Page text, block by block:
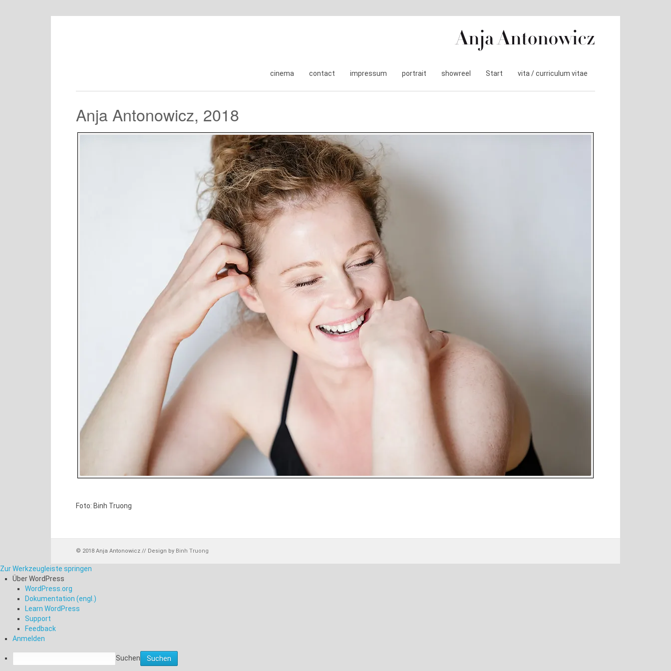
cinema contact impressum portrait showreel Start vita / curriculum vitae
Anja Antonowicz, 2018
Foto: Binh Truong
© 2018 Anja Antonowicz // Design by Binh Truong
Zur Werkzeugleiste springen
Über WordPress
WordPress.org
Dokumentation (engl.)
Learn WordPress
Support
Feedback
Anmelden
Suchen